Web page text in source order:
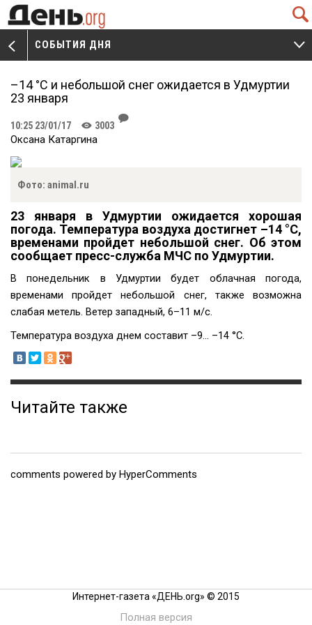
Q
V
СОБЫТИЯ ДНЯ
W
–14 °С и небольшой снег ожидается в Удмуртии
23 января
10:25 23/01/17 K 3003
J
Оксана Катаргина
Фото: animal.ru
23 января в Удмуртии ожидается хорошая
погода. Температура воздуха достигнет –14 °С,
временами пройдет небольшой снег. Об этом
сообщает пресс-служба МЧС по Удмуртии.
В понедельник в Удмуртии будет облачная погода,
временами пройдет небольшой снег, также возможна
слабая метель. Ветер западный, 6–11 м/с.
Температура воздуха днем составит –9... –14 °С.
Читайте также
comments powered by HyperComments
Интернет-газета «ДЕНЬ.org» © 2015
Полная версия